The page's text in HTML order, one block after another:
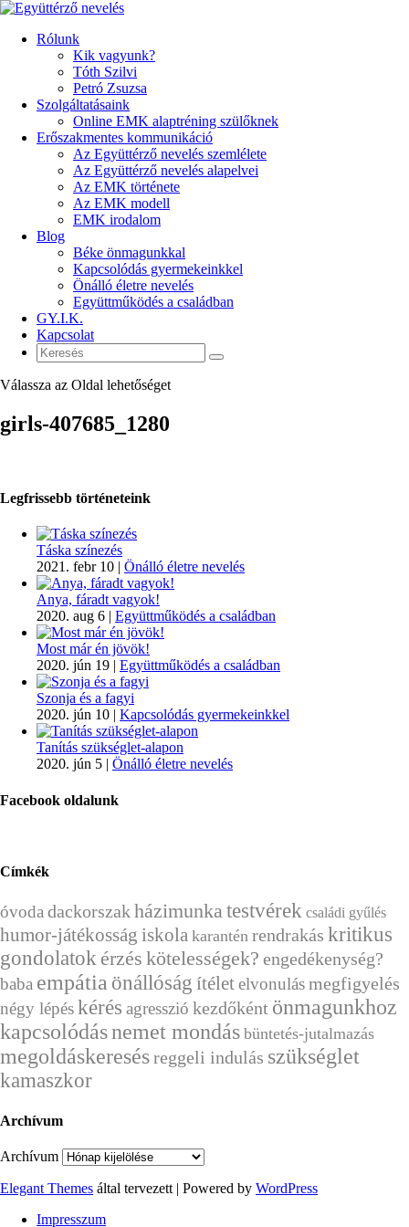
Rólunk
Kik vagyunk?
Tóth Szilvi
Petró Zsuzsa
Szolgáltatásaink
Online EMK alaptréning szülőknek
Erőszakmentes kommunikáció
Az Együttérző nevelés szemlélete
Az Együttérző nevelés alapelvei
Az EMK története
Az EMK modell
EMK irodalom
Blog
Béke önmagunkkal
Kapcsolódás gyermekeinkkel
Önálló életre nevelés
Együttműködés a családban
GY.I.K.
Kapcsolat
Válassza az Oldal lehetőséget
girls-407685_1280
Legfrissebb történeteink
Táska színezés
2021. febr 10 | Önálló életre nevelés
Anya, fáradt vagyok!
2020. aug 6 | Együttműködés a családban
Most már én jövök!
2020. jún 19 | Együttműködés a családban
Szonja és a fagyi
2020. jún 10 | Kapcsolódás gyermekeinkkel
Tanítás szükséglet-alapon
2020. jún 5 | Önálló életre nevelés
Facebook oldalunk
Címkék
óvodadackorszakházimunkatestvérek családi gyűlés
humor-játékosság iskola karantén rendrakás kritikus
gondolatok érzés kötelességek? engedékenység?
baba empátia önállóság ítéletelvonulásmegfigyelés
négy lépéskérés agresszió kezdőként önmagunkhoz
kapcsolódásnemet mondás büntetés-jutalmazás
megoldáskeresésreggeli indulás szükséglet
kamaszkor
Archívum
Archívum
Elegant Themes által tervezett | Powered by WordPress
Impresszum